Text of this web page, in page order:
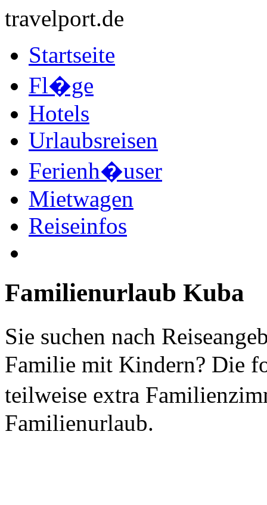
travelport.de
Startseite
Fl�ge
Hotels
Urlaubsreisen
Ferienh�user
Mietwagen
Reiseinfos
Familienurlaub Kuba
Sie suchen nach
Familie mit Kindern? Die
teilweise extra
Familienurlaub.